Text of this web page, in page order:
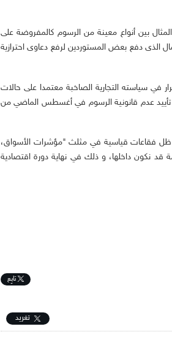
بين أنواع معينة من الرسوم كالمفروضة على
الذى دفع بعض المستوردين لرفع دعاوى احترازية
في سياسته التجارية الصاخبة معتمدا على حالات
تأييد عدم قانونية الرسوم في أغسطس الماضي من
ظل فقاعات قياسية في مثلث "مؤشرات الأسواق،
قد نكون داخلها، و ذلك في نهاية دورة اقتصادية
تابِع
تغريد